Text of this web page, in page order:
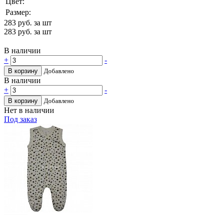
Размер:
283 руб. за шт
283 руб. за шт
В наличии
+
-
В корзину Добавлено
В наличии
+
-
В корзину Добавлено
Нет в наличии
Под заказ